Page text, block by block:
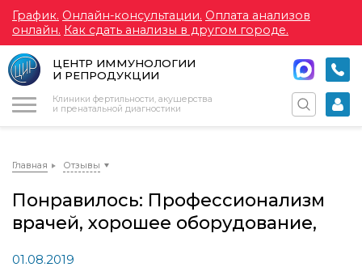
График. Онлайн-консультации. Оплата анализов
онлайн. Как сдать анализы в другом городе.
ЦЕНТР ИММУНОЛОГИИ
И РЕПРОДУКЦИИ
Клиники фертильности, акушерства
и пренатальной диагностики
Главная Отзывы
Понравилось: Профессионализм
врачей, хорошее оборудование,
01.08.2019